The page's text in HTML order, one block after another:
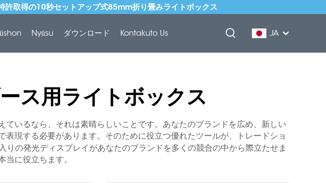
取得の10秒セットアップ式85mm折り畳みライトボックス
Nyūsu ダウンロード Kontakuto Us JA
ス用ライトボックス
いるなら、それは素晴らしいことです。あなたのブランドを広め、新しい
現する必要があります。そのために役立つ優れたツールが、トレードショ
りの発光ディスプレイがあなたのブランドを多くの競合の中から際立たせま
に役立ちます。